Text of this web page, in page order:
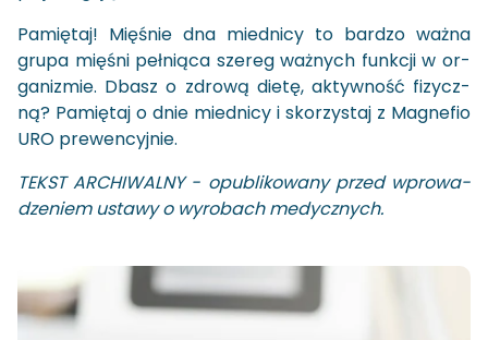
Pa­mię­taj! Mię­śnie dna mied­ni­cy to bar­dzo ważna
grupa mię­śni peł­nią­ca sze­reg waż­nych funk­cji w or­
ga­ni­zmie. Dbasz o zdro­wą dietę, ak­tyw­ność fi­zycz­
ną? Pa­mię­taj o dnie mied­ni­cy i sko­rzy­staj z Ma­gne­fio
URO pre­wen­cyj­nie.
TEKST AR­CHI­WAL­NY - opu­bli­ko­wa­ny przed wpro­wa­
dze­niem usta­wy o wy­ro­bach me­dycz­nych.